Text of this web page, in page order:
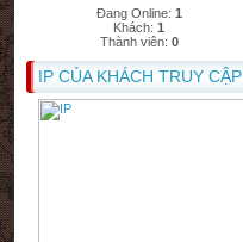
Đang Online: 1
Khách:1
Thành viên: 0
IP CỦA KHÁCH TRUY CẬP